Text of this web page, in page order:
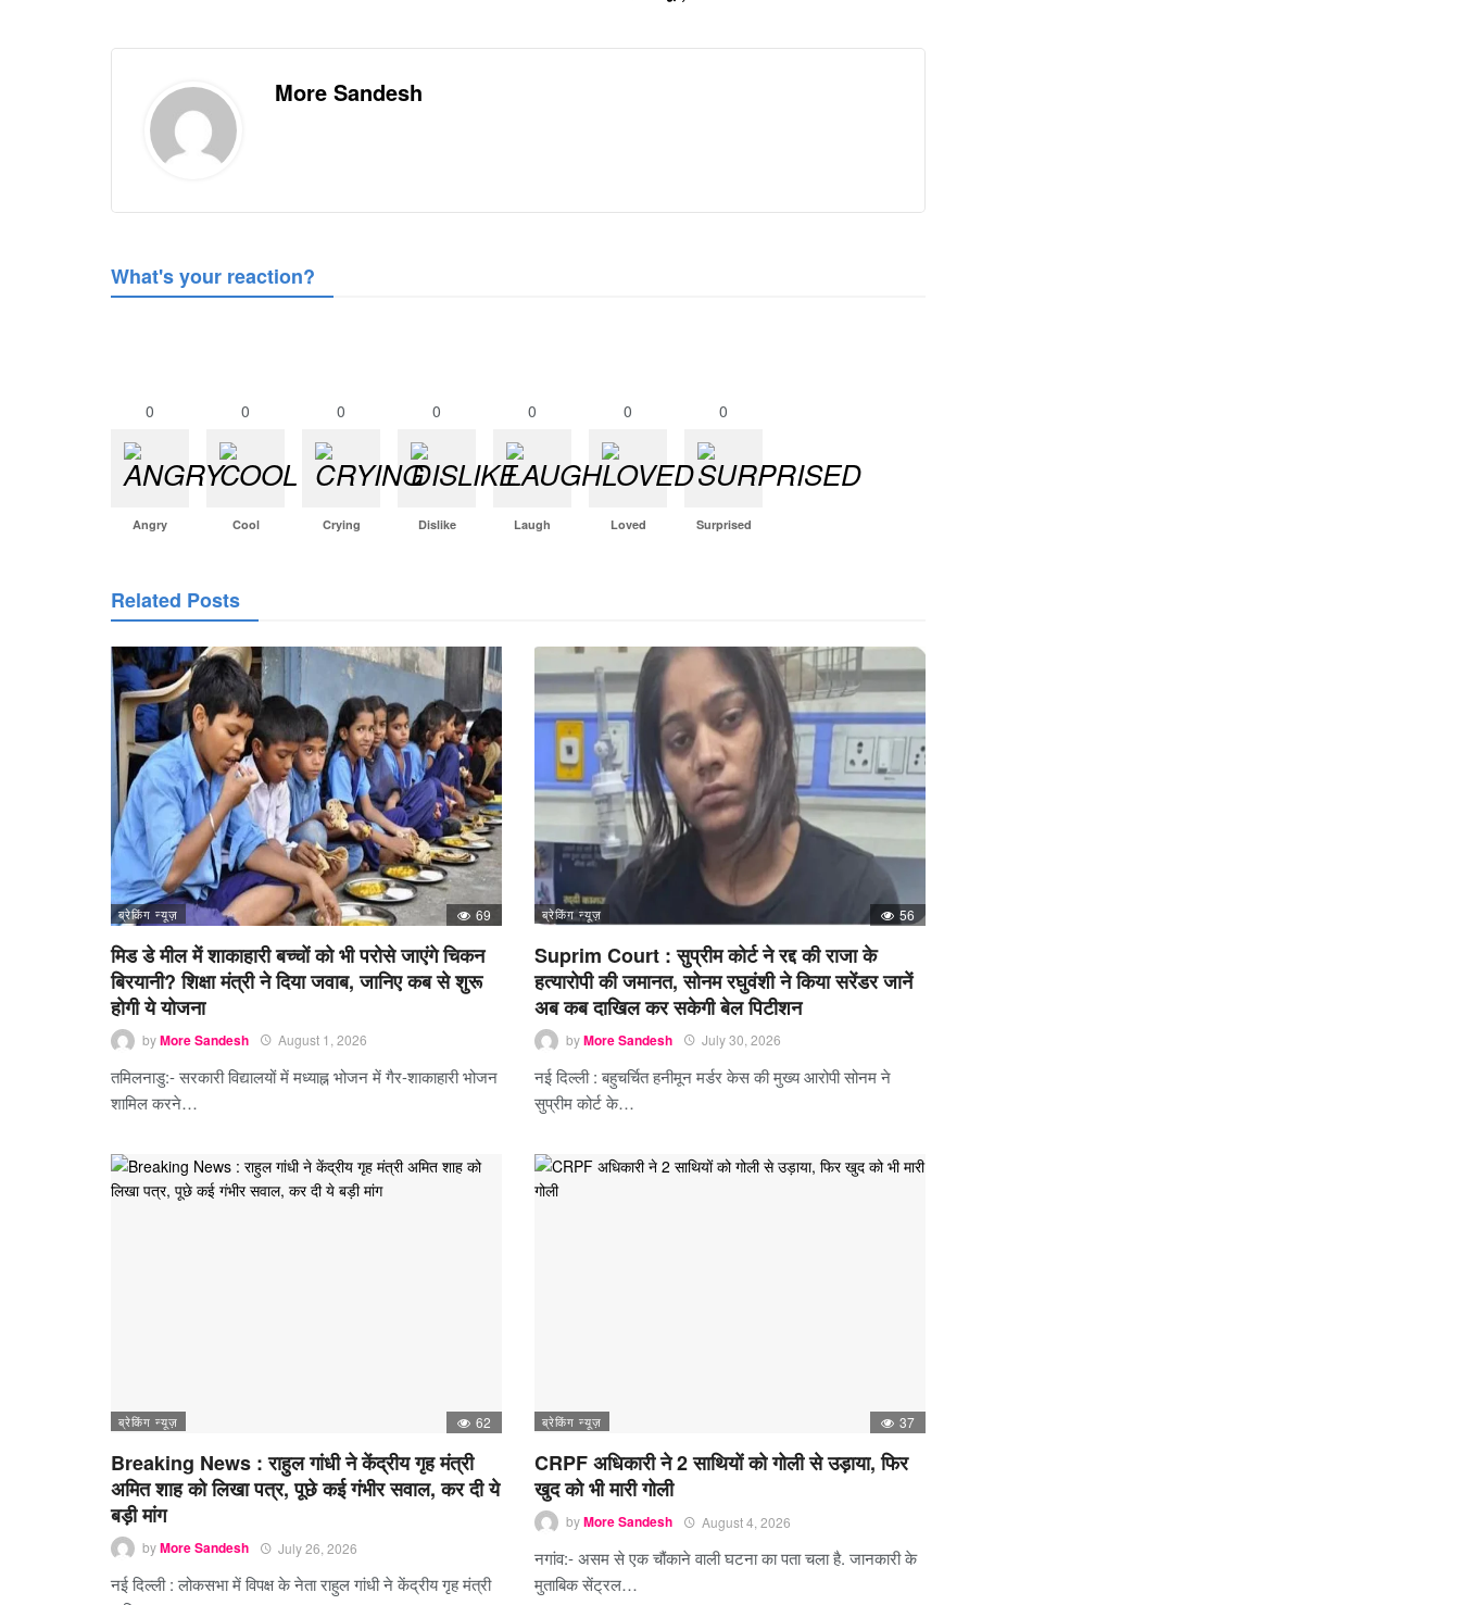
More Sandesh
What's your reaction?
0
Angry
0
Cool
0
Crying
0
Dislike
0
Laugh
0
Loved
0
Surprised
Related Posts
ब्रेकिंग न्यूज़ 69
मिड डे मील में शाकाहारी बच्चों को भी परोसे जाएंगे चिकन
बिरयानी? शिक्षा मंत्री ने दिया जवाब, जानिए कब से शुरू
होगी ये योजना
byMore Sandesh August 1, 2026
तमिलनाडु:- सरकारी विद्यालयों में मध्याह्न भोजन में गैर-शाकाहारी भोजन
शामिल करने…
ब्रेकिंग न्यूज़ 56
Suprim Court : सुप्रीम कोर्ट ने रद्द की राजा के
हत्यारोपी की जमानत, सोनम रघुवंशी ने किया सरेंडर जानें
अब कब दाखिल कर सकेगी बेल पिटीशन
byMore Sandesh July 30, 2026
नई दिल्ली : बहुचर्चित हनीमून मर्डर केस की मुख्य आरोपी सोनम ने
सुप्रीम कोर्ट के…
ब्रेकिंग न्यूज़ 62
Breaking News : राहुल गांधी ने केंद्रीय गृह मंत्री
अमित शाह को लिखा पत्र, पूछे कई गंभीर सवाल, कर दी ये
बड़ी मांग
byMore Sandesh July 26, 2026
नई दिल्ली : लोकसभा में विपक्ष के नेता राहुल गांधी ने केंद्रीय गृह मंत्री
ब्रेकिंग न्यूज़ 37
CRPF अधिकारी ने 2 साथियों को गोली से उड़ाया, फिर
खुद को भी मारी गोली
byMore Sandesh August 4, 2026
नगांव:- असम से एक चौंकाने वाली घटना का पता चला है. जानकारी के
मुताबिक सेंट्रल…